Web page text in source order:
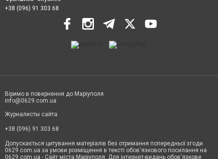
+38 (096) 91 303 68
Віримо в повернення до Маріуполя
info@0629.com.ua
Журналисты сайта
+38 (096) 91 303 68
Допускається цитування матеріалів без отримання попередньої згоди
0629.com.ua за умови розміщення в тексті обов'язкового посилання на
0629.com.ua - Сайт міста Маріуполя. Для інтернет-видань обов'язкове